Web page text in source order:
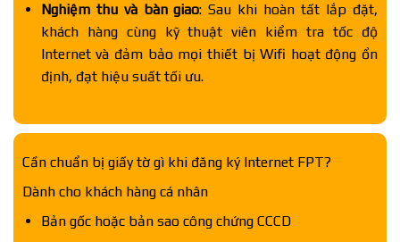
Nghiệm thu và bàn giao: Sau khi hoàn tất lắp đặt,
khách hàng cùng kỹ thuật viên kiểm tra tốc độ
Internet và đảm bảo mọi thiết bị Wifi hoạt động ổn
định, đạt hiệu suất tối ưu.
Cần chuẩn bị giấy tờ gì khi đăng ký Internet FPT?
Dành cho khách hàng cá nhân
Bản gốc hoặc bản sao công chứng CCCD